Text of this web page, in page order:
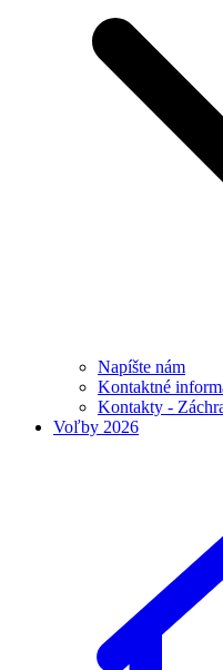
Napíšte nám
Kontaktné
Kontakty -
Voľby 2026